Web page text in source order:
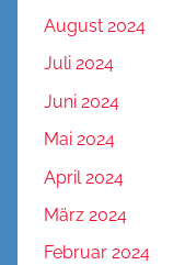
August 2024
Juli 2024
Juni 2024
Mai 2024
April 2024
März 2024
Februar 2024